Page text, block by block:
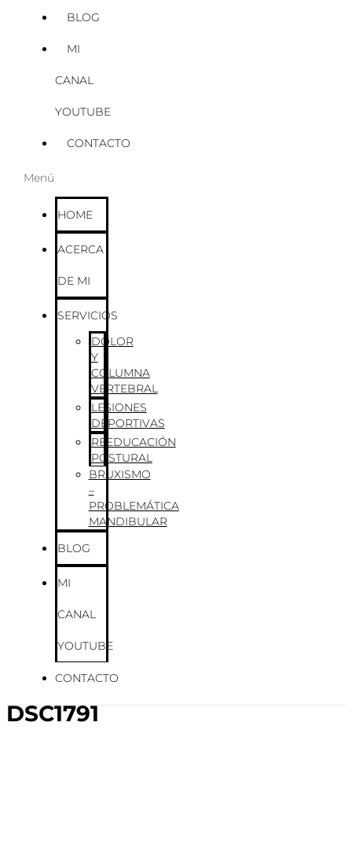
BLOG
MI
CANAL
YOUTUBE
CONTACTO
Menú
HOME
ACERCA
DE MI
SERVICIOS
DOLOR
Y
COLUMNA
VERTEBRAL
LESIONES
DEPORTIVAS
REEDUCACIÓN
POSTURAL
BRUXISMO
–
PROBLEMÁTICA
MANDIBULAR
BLOG
MI
CANAL
YOUTUBE
CONTACTO
DSC1791